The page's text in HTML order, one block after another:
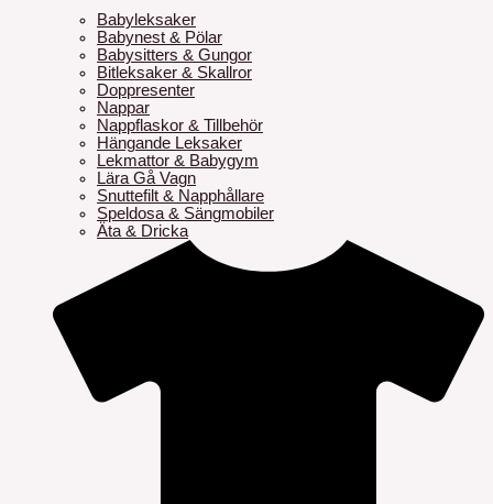
Babyleksaker
Babynest & Pölar
Babysitters & Gungor
Bitleksaker & Skallror
Doppresenter
Nappar
Nappflaskor & Tillbehör
Hängande Leksaker
Lekmattor & Babygym
Lära Gå Vagn
Snuttefilt & Napphållare
Speldosa & Sängmobiler
Äta & Dricka